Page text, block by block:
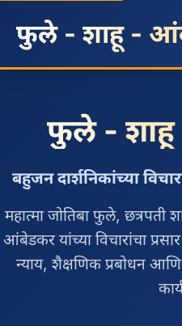
फुले - शाहू -
फुले -
बहुजन दार्शनिकांच्या
महात्मा जोतिबा फुले, छत्रपती
आंबेडकर यांच्या विचारांचा
न्याय, शैक्षणिक प्रबोधन